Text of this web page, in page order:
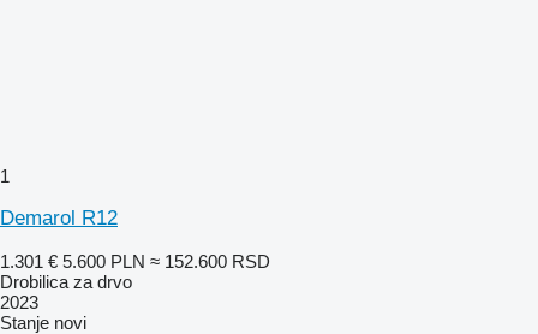
1
Demarol R12
1.301 € 5.600 PLN ≈ 152.600 RSD
Drobilica za drvo
2023
Stanje novi